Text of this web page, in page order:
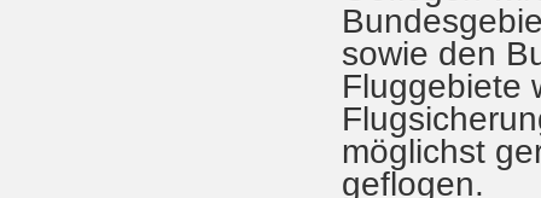
sowie den
Fluggebiete
möglichst
geflogen.